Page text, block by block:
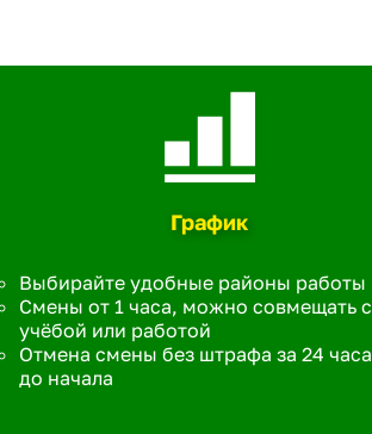
График
Выбирайте удобные районы работы
Смены от 1 часа, можно совмещать с
учёбой или работой
Отмена смены без штрафа за 24 часа
до начала